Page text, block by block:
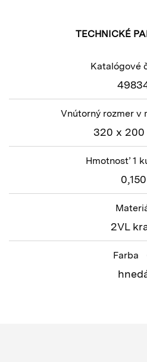
TECHNICKÉ
Katalógové
Vnútorný rozmer v
320 x 200
Hmotnosť 1
0,150
2VL
Farba